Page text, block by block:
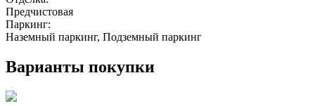
Предчистовая
Паркинг:
Наземный паркинг, Подземный паркинг
Варианты покупки